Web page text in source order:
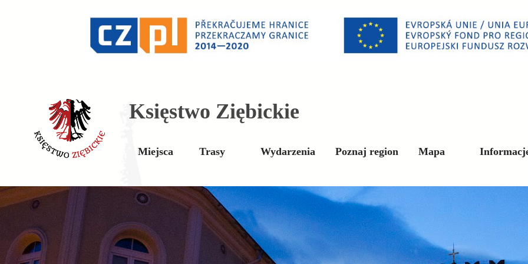
Księstwo Ziębickie
Miejsca Trasy Wydarzenia Poznaj region Mapa